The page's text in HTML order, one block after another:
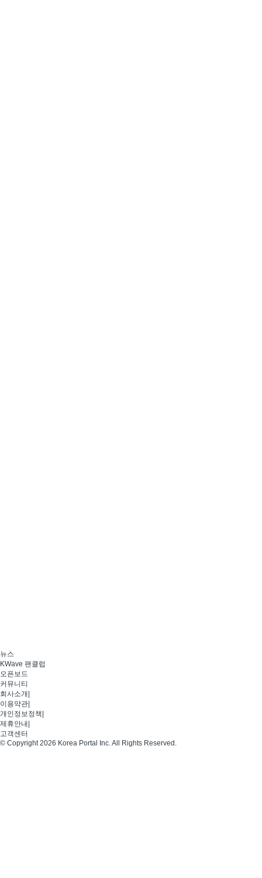
뉴스
KWave 팬클럽
오픈보드
커뮤니티
회사소개
이용약관
개인정보정책
제휴안내
고객센터
© Copyright 2026 Korea Portal Inc. All Rights Reserved.